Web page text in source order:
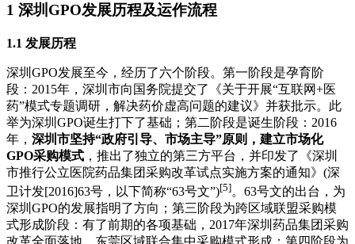
1 深圳GPO发展历程及运作流程
1.1 发展历程
深圳GPO发展至今，经历了六个阶段。第一阶段是孕育阶
段：2015年，深圳市向国务院提交了《关于开展“互联网+医
药”模式专题调研，解决药价虚高问题的建议》并获批示。此
举为深圳GPO诞生打下了基础；第二阶段是诞生阶段：2016
年， 深圳市坚持“政府引导、市场主导”原则，建立市场化
GPO采购模式 ，推出了独立的第三方平台，并印发了《深圳
市推行公立医院药品集团采购改革试点实施方案的通知》(深
卫计发[2016]63号，以下简称“63号文”)[5]。63号文的出台，为
深圳GPO的发展指明了方向；第三阶段为跨区域联盟采购模
式形成阶段：有了前期的各项基础，2017年深圳药品集团采购
改革全面落地，东莞区域联合集中采购模式形成；第四阶段为